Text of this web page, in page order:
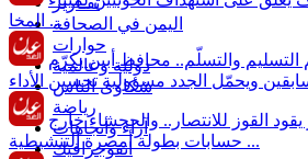
اليمن في الصحافة
حوارات
دولية وعالمية
شكاوى الناس
رياضة
آراء وأتجاهات
انفوجرافيك
المخا ...
والتسلّم.. محافظ أبين يكرّم
القوز للانتصار.. والحجشاء خارج
حسابات بطولة أمصرة التنشيطية ...